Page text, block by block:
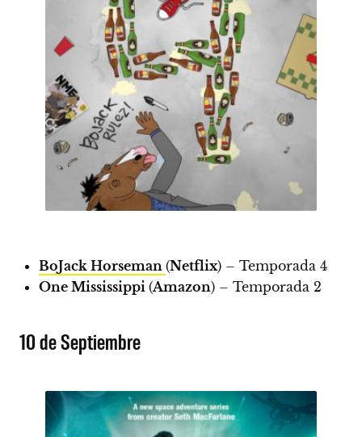
BoJack Horseman (Netflix) – Temporada 4
One Mississippi (Amazon) – Temporada 2
10 de Septiembre